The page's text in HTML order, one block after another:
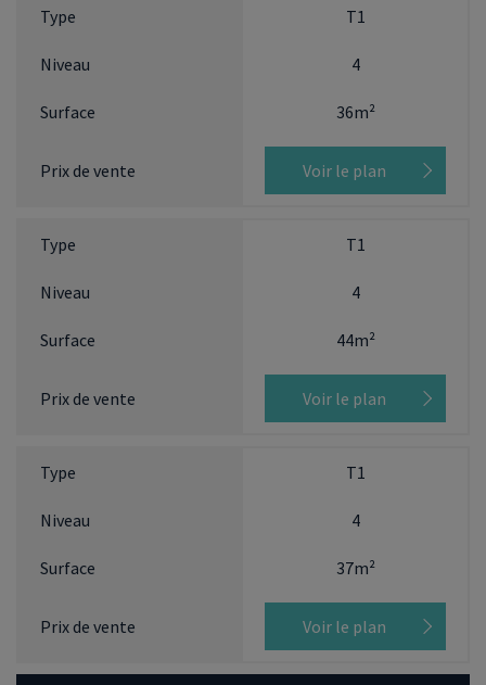
T1
4
36m²
Voir le plan
T1
4
44m²
Voir le plan
T1
4
37m²
Voir le plan